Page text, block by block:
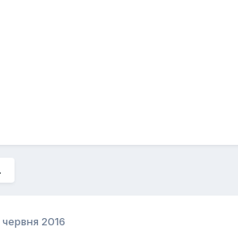
червня 2016